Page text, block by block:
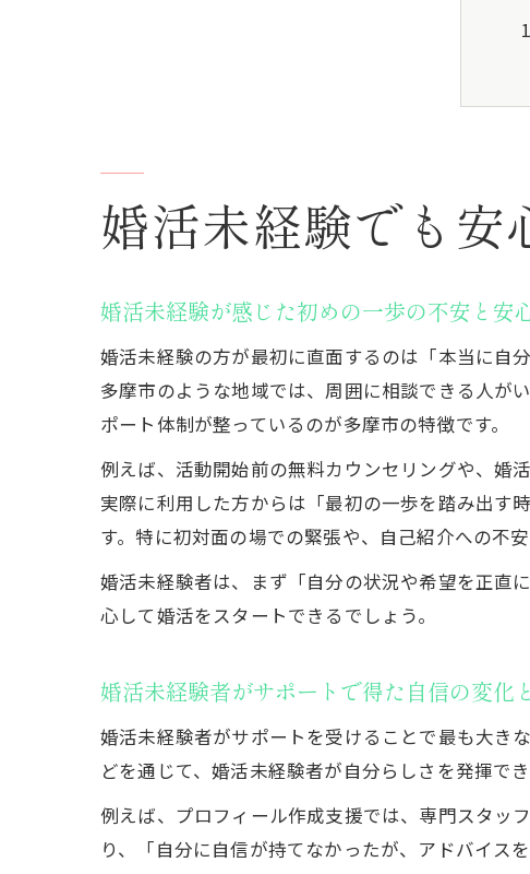
婚活未経験でも安
婚活未経験が感じた初めの一歩の不安と安
婚活未経験の方が最初に直面するのは「本当に自
多摩市のような地域では、周囲に相談できる人が
ポート体制が整っているのが多摩市の特徴です。
例えば、活動開始前の無料カウンセリングや、婚
実際に利用した方からは「最初の一歩を踏み出す
す。特に初対面の場での緊張や、自己紹介への不
婚活未経験者は、まず「自分の状況や希望を正直
心して婚活をスタートできるでしょう。
婚活未経験者がサポートで得た自信の変化
婚活未経験者がサポートを受けることで最も大き
どを通じて、婚活未経験者が自分らしさを発揮で
例えば、プロフィール作成支援では、専門スタッ
り、「自分に自信が持てなかったが、アドバイス